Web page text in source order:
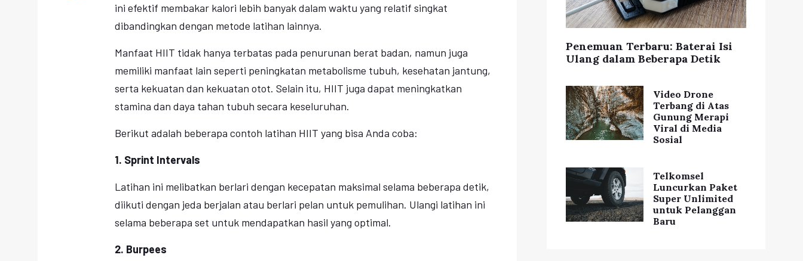
ini efektif membakar kalori lebih banyak dalam waktu yang relatif singkat
dibandingkan dengan metode latihan lainnya.
Manfaat HIIT tidak hanya terbatas pada penurunan berat badan, namun juga
memiliki manfaat lain seperti peningkatan metabolisme tubuh, kesehatan jantung,
serta kekuatan dan kekuatan otot. Selain itu, HIIT juga dapat meningkatkan
stamina dan daya tahan tubuh secara keseluruhan.
Berikut adalah beberapa contoh latihan HIIT yang bisa Anda coba:
1. Sprint Intervals
Latihan ini melibatkan berlari dengan kecepatan maksimal selama beberapa detik,
diikuti dengan jeda berjalan atau berlari pelan untuk pemulihan. Ulangi latihan ini
selama beberapa set untuk mendapatkan hasil yang optimal.
2. Burpees
Penemuan Terbaru: Baterai Isi
Ulang dalam Beberapa Detik
Video Drone
Terbang di Atas
Gunung Merapi
Viral di Media
Sosial
Telkomsel
Luncurkan Paket
Super Unlimited
untuk Pelanggan
Baru